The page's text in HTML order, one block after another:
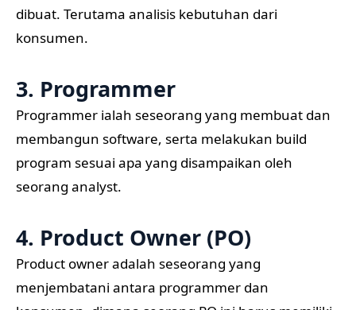
dibuat. Terutama analisis kebutuhan dari
konsumen.
3. Programmer
Programmer ialah seseorang yang membuat dan
membangun software, serta melakukan build
program sesuai apa yang disampaikan oleh
seorang analyst.
4. Product Owner (PO)
Product owner adalah seseorang yang
menjembatani antara programmer dan